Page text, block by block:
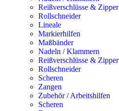
Reißverschlüsse & Zipper
Rollschneider
Lineale
Markierhilfen
Maßbänder
Nadeln / Klammern
Reißverschlüsse & Zipper
Rollschneider
Scheren
Zangen
Zubehör / Arbeitshilfen
Scheren